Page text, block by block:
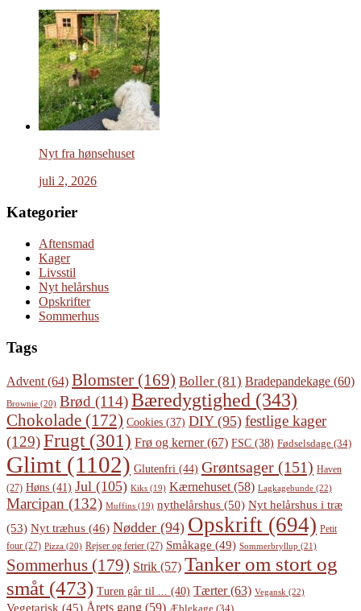
Nyt fra hønsehuset
juli 2, 2026
Kategorier
Aftensmad
Kager
Livsstil
Nyt helårshus
Opskrifter
Sommerhus
Tags
Advent (64) Blomster (169) Boller (81) Bradepandekage (60)
Brownie (20) Brød (114)Bæredygtighed (343)
Chokolade (172) Cookies (37) DIY(95) festlige kager
(129)Frugt(301) Frø og kerner(67) FSC (38) Fødselsdage (34)
Glimt (1102) Glutenfri (44) Grøntsager (151) Haven
(27) Høns (41) Jul (105) Kiks (19) Kærnehuset (58) Lagkagebunde (22)
Marcipan (132) Muffins (19) nythelårshus (50) Nyt helårshus i træ
(53) Nyt træhus (46) Nødder (94) Opskrift (694) Petit
four (27) Pizza (20) Rejser og ferier (27) Småkage (49) Sommerbryllup (21)
Sommerhus (179) Strik (57) Tanker om stort og
småt (473) Turen går til ... (40) Tærter(63) Vegansk (22)
Vegetarisk (45) Årets gang (59) Æblekage (34)